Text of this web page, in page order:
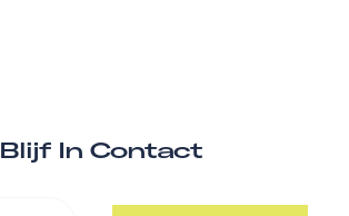
Blijf In Contact